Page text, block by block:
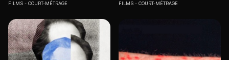
FILMS COURT-MÉTRAGE FILMS COURT-MÉTRAGE